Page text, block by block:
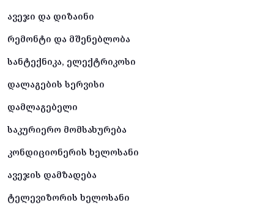
ავეჯი და დიზაინი
რემონტი და მშენებლობა
სანტექნიკა, ელექტრიკოსი
დალაგების სერვისი
დამლაგებელი
საკურიერო მომსახურება
კონდიციონერის ხელოსანი
ავეჯის დამზადება
ტელევიზორის ხელოსანი